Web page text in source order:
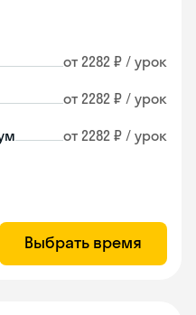
от 2282 ₽ / урок
от 2282 ₽ / урок
от 2282 ₽ / урок
Выбрать время